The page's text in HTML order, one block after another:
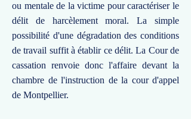
ou mentale de la victime pour caractériser le
délit de harcèlement moral. La simple
possibilité d'une dégradation des conditions
de travail suffit à établir ce délit. La Cour de
cassation renvoie donc l'affaire devant la
chambre de l'instruction de la cour d'appel
de Montpellier.